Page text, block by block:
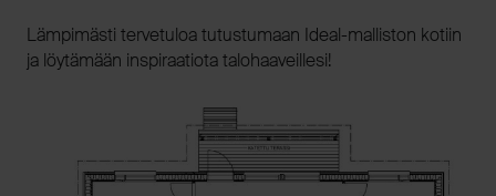
Lämpimästi tervetuloa tutustumaan Ideal-malliston kotiin
ja löytämään inspiraatiota talohaaveillesi!